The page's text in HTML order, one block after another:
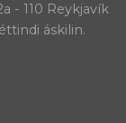
- 110 Reykjavík
áskilin.